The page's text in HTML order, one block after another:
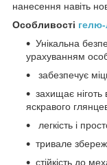
нанесення навіть
Особливості
Унікальна
урахуванням
забезпечує
захищає ніготь
яскравого
легкість і
тривале
стійкість до